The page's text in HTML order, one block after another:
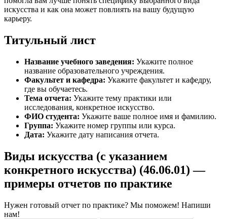
искусства и как она может повлиять на вашу будущую
карьеру.
Титульный лист
Название учебного заведения: Укажите полное
название образовательного учреждения.
Факультет и кафедра: Укажите факультет и кафедру,
где вы обучаетесь.
Тема отчета: Укажите тему практики или
исследования, конкретное искусство.
ФИО студента: Укажите ваше полное имя и фамилию.
Группа: Укажите номер группы или курса.
Дата: Укажите дату написания отчета.
Виды искусства (с указанием
конкретного искусства) (46.06.01) —
примеры отчетов по практике
Нужен готовый отчет по практике? Мы поможем! Напиши
нам!